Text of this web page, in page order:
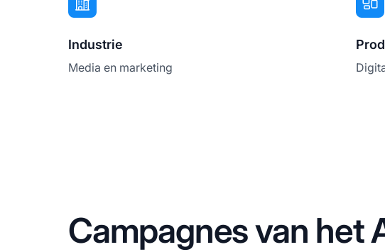
Industrie
Media en marketing
Campagnes van het